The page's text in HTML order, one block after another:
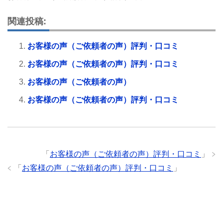
関連投稿:
お客様の声（ご依頼者の声）評判・口コミ
お客様の声（ご依頼者の声）評判・口コミ
お客様の声（ご依頼者の声）
お客様の声（ご依頼者の声）評判・口コミ
「 お客様の声（ご依頼者の声）評判・口コミ
」
「 お客様の声（ご依頼者の声）評判・口コミ 」